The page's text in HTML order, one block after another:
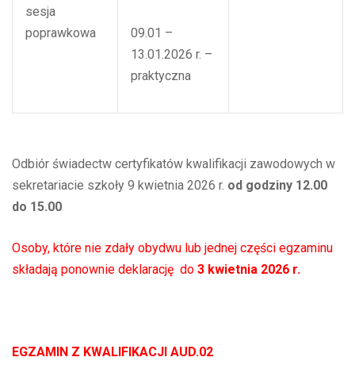
sesja
poprawkowa
09.01 –
13.01.2026 r. –
praktyczna
Odbiór świadectw certyfikatów kwalifikacji zawodowych w
sekretariacie szkoły 9 kwietnia 2026 r. od godziny 12.00
do 15.00
Osoby, które nie zdały obydwu lub jednej części egzaminu
składają ponownie deklarację do 3 kwietnia 2026 r.
EGZAMIN Z KWALIFIKACJI AUD.02